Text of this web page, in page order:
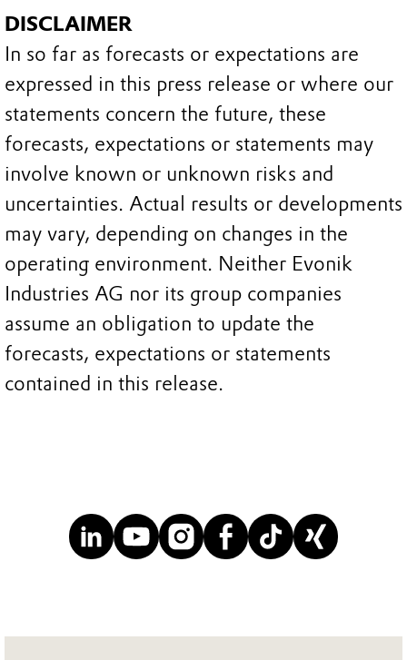
DISCLAIMER
In so far as forecasts or expectations are
expressed in this press release or where our
statements concern the future, these
forecasts, expectations or statements may
involve known or unknown risks and
uncertainties. Actual results or developments
may vary, depending on changes in the
operating environment. Neither Evonik
Industries AG nor its group companies
assume an obligation to update the
forecasts, expectations or statements
contained in this release.